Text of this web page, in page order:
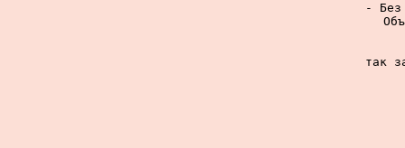
- Без
так